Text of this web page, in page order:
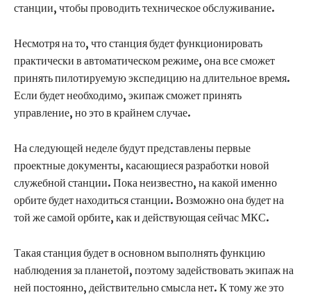
станции, чтобы проводить техническое обслуживание.
Несмотря на то, что станция будет функционировать
практически в автоматическом режиме, она все сможет
принять пилотируемую экспедицию на длительное время.
Если будет необходимо, экипаж сможет принять
управление, но это в крайнем случае.
На следующей неделе будут представлены первые
проектные документы, касающиеся разработки новой
служебной станции. Пока неизвестно, на какой именно
орбите будет находиться станции. Возможно она будет на
той же самой орбите, как и действующая сейчас МКС.
Такая станция будет в основном выполнять функцию
наблюдения за планетой, поэтому задействовать экипаж на
ней постоянно, действительно смысла нет. К тому же это